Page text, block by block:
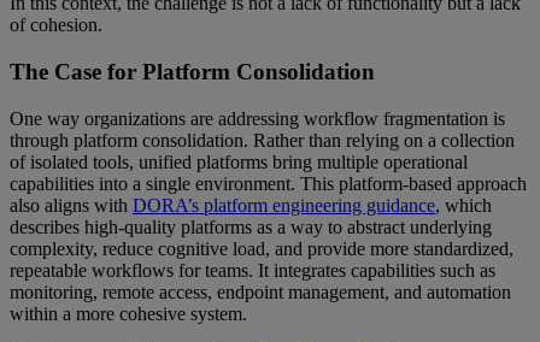
of cohesion.
The Case for Platform Consolidation
One way organizations are addressing workflow fragmentation is
through platform consolidation. Rather than relying on a collection
of isolated tools, unified platforms bring multiple operational
capabilities into a single environment. This platform-based approach
also aligns with DORA’s platform engineering guidance, which
describes high-quality platforms as a way to abstract underlying
complexity, reduce cognitive load, and provide more standardized,
repeatable workflows for teams. It integrates capabilities such as
monitoring, remote access, endpoint management, and automation
within a more cohesive system.